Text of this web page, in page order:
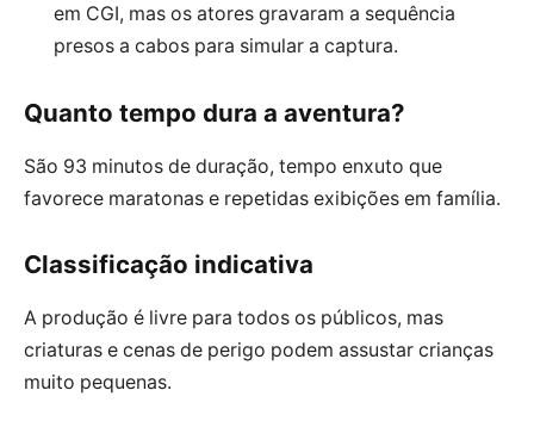
em CGI, mas os atores gravaram a sequência
presos a cabos para simular a captura.
Quanto tempo dura a aventura?
São 93 minutos de duração, tempo enxuto que
favorece maratonas e repetidas exibições em família.
Classificação indicativa
A produção é livre para todos os públicos, mas
criaturas e cenas de perigo podem assustar crianças
muito pequenas.